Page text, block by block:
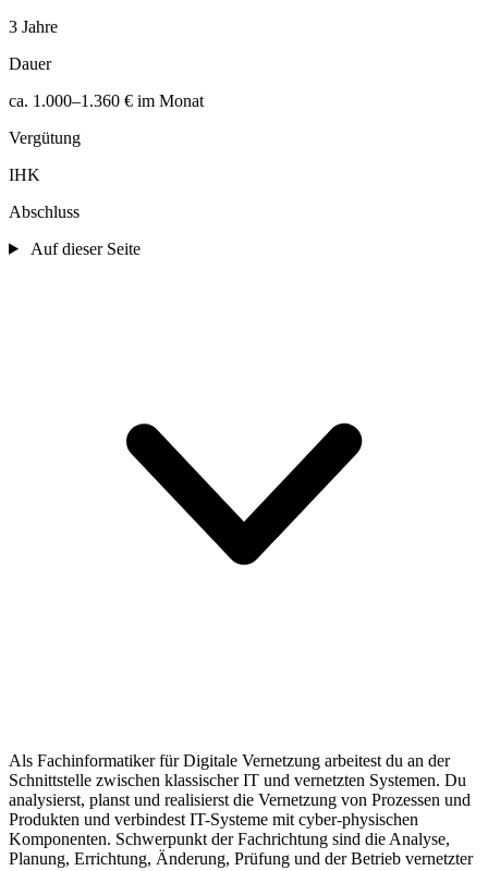
3 Jahre
Dauer
ca. 1.000–1.360 € im Monat
Vergütung
IHK
Abschluss
Auf dieser Seite
Als Fachinformatiker für Digitale Vernetzung arbeitest du an der
Schnittstelle zwischen klassischer IT und vernetzten Systemen. Du
analysierst, planst und realisierst die Vernetzung von Prozessen und
Produkten und verbindest IT-Systeme mit cyber-physischen
Komponenten. Schwerpunkt der Fachrichtung sind die Analyse,
Planung, Errichtung, Änderung, Prüfung und der Betrieb vernetzter